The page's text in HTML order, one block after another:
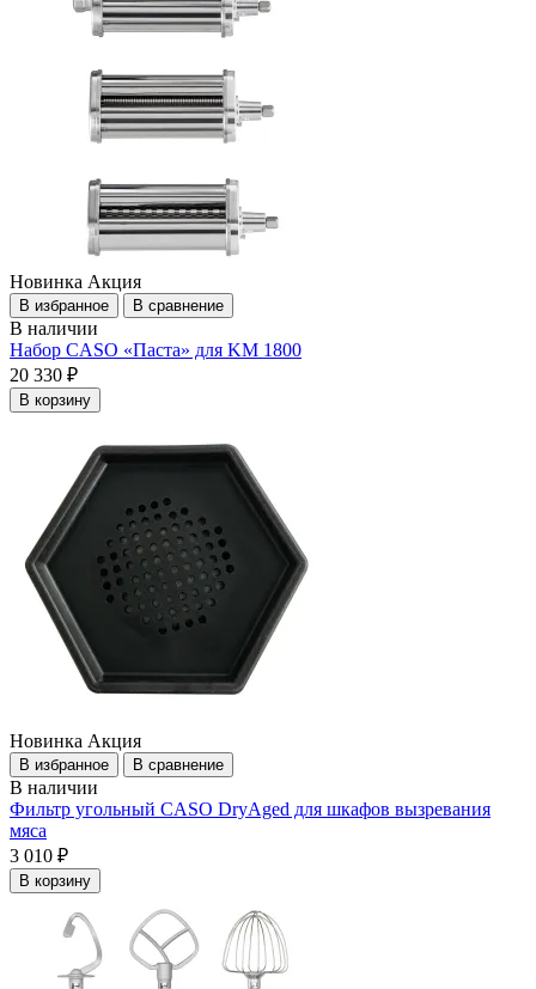
Новинка Акция
В избранное В сравнение
В наличии
Набор CASO «Паста» для KM 1800
20 330 ₽
В корзину
Новинка Акция
В избранное В сравнение
В наличии
Фильтр угольный CASO DryAged для шкафов вызревания
мяса
3 010 ₽
В корзину